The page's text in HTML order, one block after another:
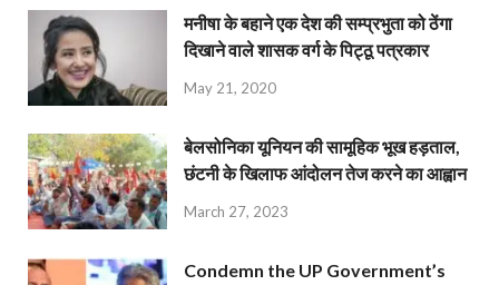
मनीषा के बहाने एक देश की सम्प्रभुता को ठेंगा
दिखाने वाले शासक वर्ग के पिट्ठू पत्रकार
May 21, 2020
बेलसोनिका यूनियन की सामूहिक भूख हड़ताल,
छंटनी के खिलाफ आंदोलन तेज करने का आह्वान
March 27, 2023
Condemn the UP Government’s